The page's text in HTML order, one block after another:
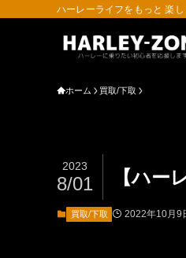
ハーレーライフをもっと 楽し
ホーム 買取/下取
【ハー
2023
8/01
買取/下取 2022年10月9